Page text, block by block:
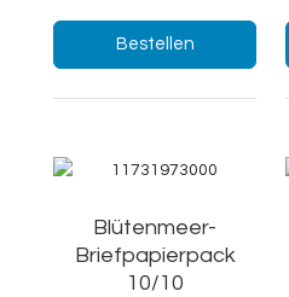
Bestellen
Blütenmeer-
Briefpapierpack
10/10